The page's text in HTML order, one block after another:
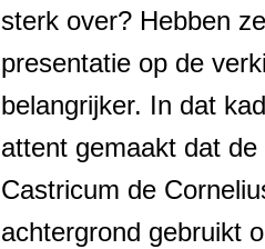
sterk over? Hebben
presentatie op de
belangrijker. In dat
attent gemaakt dat
Castricum de
achtergrond gebruikt